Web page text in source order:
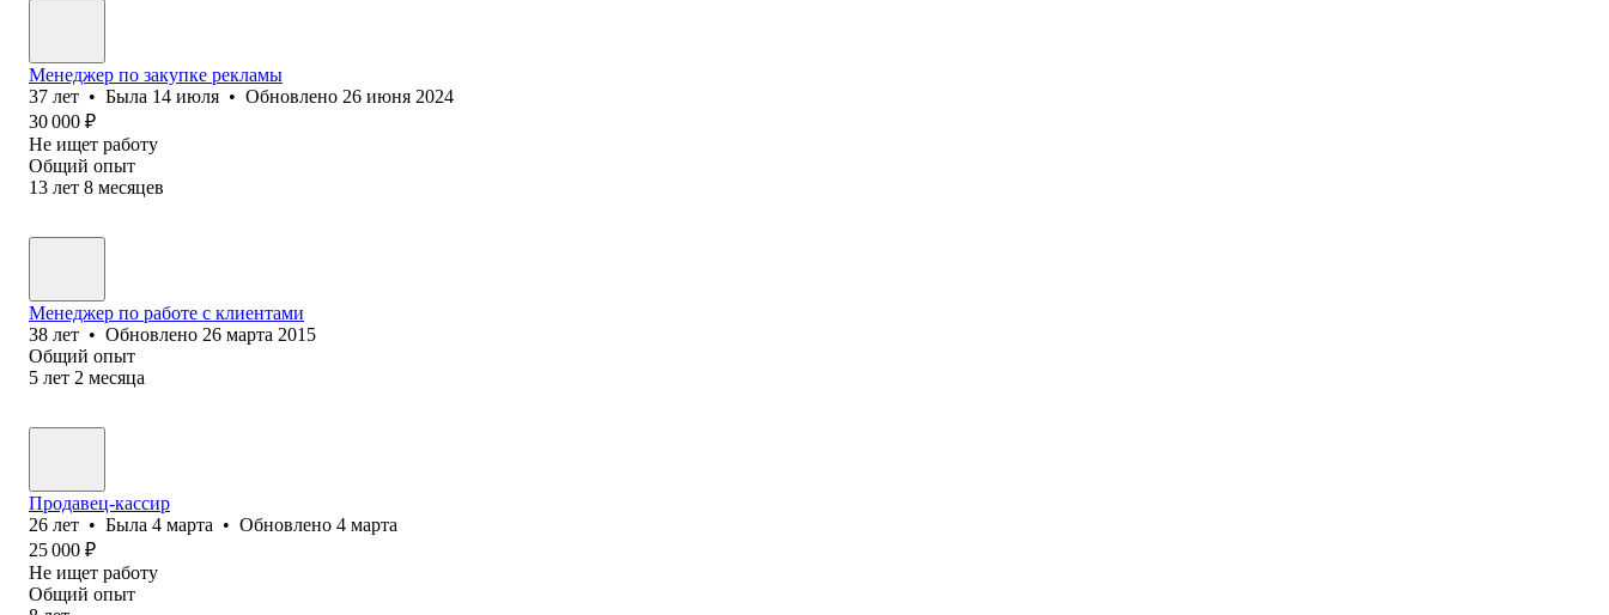
Менеджер по закупке рекламы
37 лет • Была 14 июля • Обновлено 26 июня 2024
30 000 ₽
Не ищет работу
Общий опыт
13 лет 8 месяцев
Менеджер по работе с клиентами
38 лет • Обновлено 26 марта 2015
Общий опыт
5 лет 2 месяца
Продавец-кассир
26 лет • Была 4 марта • Обновлено 4 марта
25 000 ₽
Не ищет работу
Общий опыт